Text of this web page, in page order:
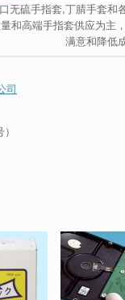
无硫手指套,丁腈手套
和高端手指套供应为主
满意和降低
司